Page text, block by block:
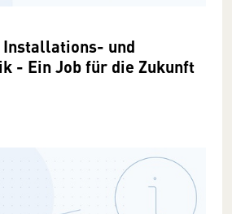
und
- Ein Job für die Zukunft